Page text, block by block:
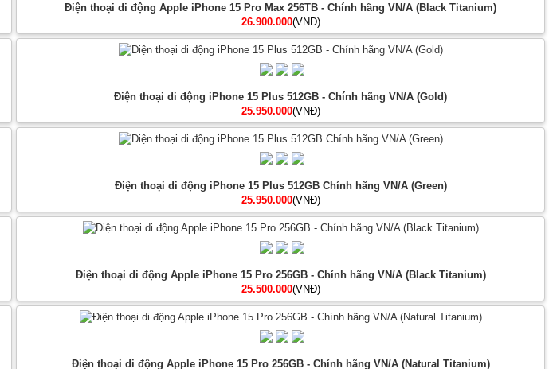
Điện thoại di động Apple iPhone 15 Pro Max 256TB - Chính hãng VN/A (Black Titanium)
26.900.000(VNĐ)
Điện thoại di động iPhone 15 Plus 512GB - Chính hãng VN/A (Gold)
25.950.000(VNĐ)
Điện thoại di động iPhone 15 Plus 512GB Chính hãng VN/A (Green)
25.950.000(VNĐ)
Điện thoại di động Apple iPhone 15 Pro 256GB - Chính hãng VN/A (Black Titanium)
25.500.000(VNĐ)
Điện thoại di động Apple iPhone 15 Pro 256GB - Chính hãng VN/A (Natural Titanium)